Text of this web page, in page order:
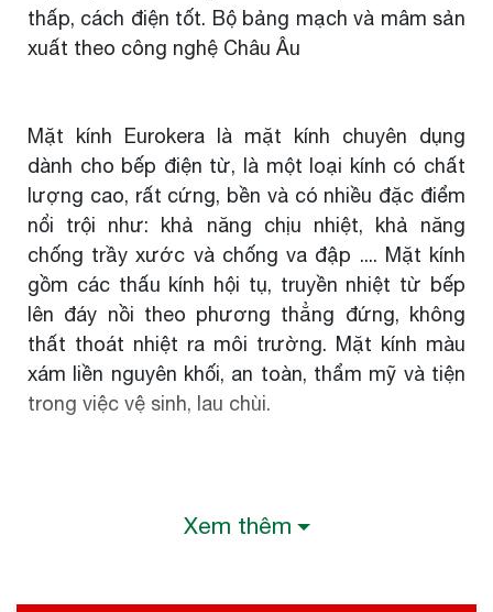
thấp, cách điện tốt. Bộ bảng mạch và mâm sản
xuất theo công nghệ Châu Âu
Mặt kính Eurokera là mặt kính chuyên dụng
dành cho bếp điện từ, là một loại kính có chất
lượng cao, rất cứng, bền và có nhiều đặc điểm
nổi trội như: khả năng chịu nhiệt, khả năng
chống trầy xước và chống va đập .... Mặt kính
gồm các thấu kính hội tụ, truyền nhiệt từ bếp
lên đáy nồi theo phương thẳng đứng, không
thất thoát nhiệt ra môi trường. Mặt kính màu
xám liền nguyên khối, an toàn, thẩm mỹ và tiện
trong việc vệ sinh, lau chùi.
THÔNG TIN BẾP ĐIỆN TỪ CANZY CZ
Xem thêm